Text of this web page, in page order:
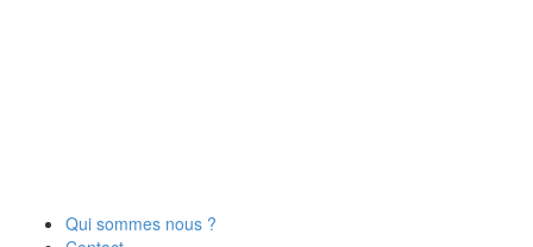
Qui sommes nous ?